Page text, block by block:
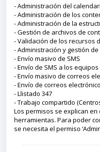
- Administración del
- Administración de los
- Administración de la
- Gestión de archivos de
- Validación de los recursos
- Administración y gestión
- Envío masivo de SMS
- Envío de SMS a los
- Envío masivo de correos
- Envío de correos
- Llistado 347
- Trabajo compartido
Los permisos se explican
herramientas. Para poder
se necesita el permiso